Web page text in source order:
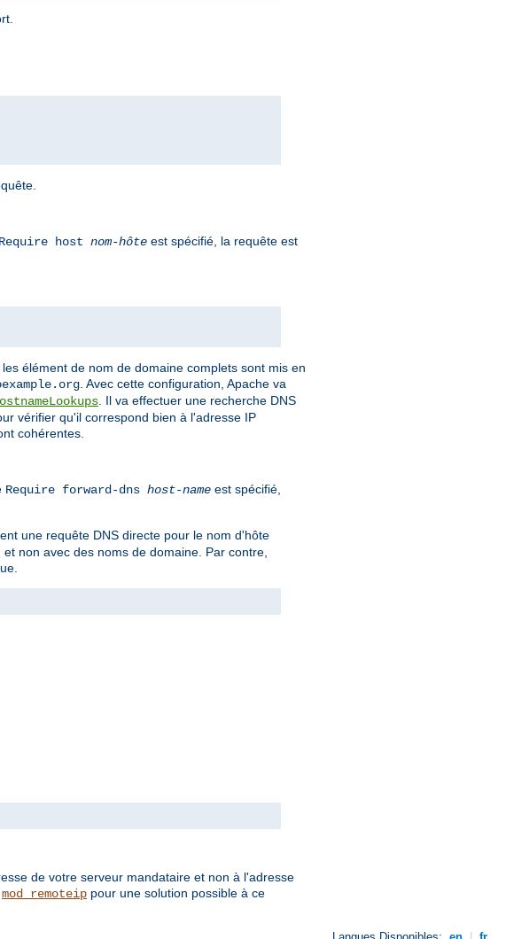
Require host nom-hôte est spécifié, la requête est
élément de nom de domaine complets sont mis en
. Avec cette configuration, Apache va
. Il va effectuer une recherche DNS
vérifier qu'il correspond bien à l'adresse IP
cohérentes.
Require forward-dns host-name est spécifié,
une requête DNS directe pour le nom d'hôte
non avec des noms de domaine. Par contre,
de votre serveur mandataire et non à l'adresse
mod_remoteip pour une solution possible à ce